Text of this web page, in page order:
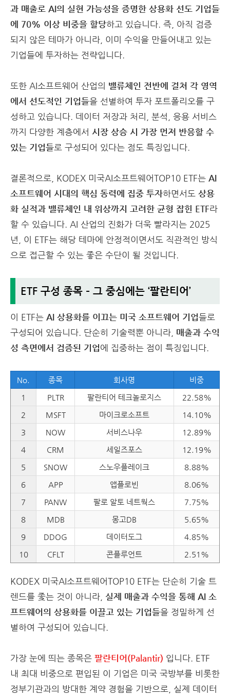
과 매출로 AI의 실현 가능성을 증명한 상용화 선도 기업들
에 70% 이상 비중을 할당하고 있습니다. 즉, 아직 검증
되지 않은 테마가 아니라, 이미 수익을 만들어내고 있는
기업들에 투자하는 전략입니다.
또한 AI소프트웨어 산업의 밸류체인 전반에 걸쳐 각 영역
에서 선도적인 기업들을 선별하여 투자 포트폴리오를 구
성하고 있습니다. 데이터 저장과 처리, 분석, 응용 서비스
까지 다양한 계층에서 시장 상승 시 가장 먼저 반응할 수
있는 기업들로 구성되어 있다는 점도 특징입니다.
결론적으로, KODEX 미국AI소프트웨어TOP10 ETF는 AI
소프트웨어 시대의 핵심 동력에 집중 투자하면서도 상용
화 실적과 밸류체인 내 위상까지 고려한 균형 잡힌 ETF라
할 수 있습니다. AI 산업의 진화가 더욱 빨라지는 2025
년, 이 ETF는 해당 테마에 안정적이면서도 직관적인 방식
으로 접근할 수 있는 좋은 수단이 될 것입니다.
ETF 구성 종목 – 그 중심에는 ‘팔란티어’
이 ETF는 AI 상용화를 이끄는 미국 소프트웨어 기업들로
구성되어 있습니다. 단순히 기술력뿐 아니라, 매출과 수익
성 측면에서 검증된 기업에 집중하는 점이 특징입니다.
No. 종목 회사명
비중
1
PLTR 팔란티어 테크놀로지스
22.58%
2
MSFT 마이크로소프트
14.10%
3
NOW 서비스나우
12.89%
4
CRM 세일즈포스
12.19%
5
SNOW 스노우플레이크
8.88%
6
APP 앱플로빈
8.06%
7
PANW 팔로 알토 네트웍스
7.75%
8
MDB 몽고DB
5.65%
9
DDOG 데이터도그
4.85%
10
CFLT 콘플루언트 2.51%
KODEX 미국AI소프트웨어TOP10 ETF는 단순히 기술 트
렌드를 좇는 것이 아니라, 실제 매출과 수익을 통해 AI 소
프트웨어의 상용화를 이끌고 있는 기업들을 정밀하게 선
별하여 구성되어 있습니다.
가장 눈에 띄는 종목은 팔란티어(Palantir) 입니다. ETF
내 최대 비중으로 편입된 이 기업은 미국 국방부를 비롯한
정부기관과의 방대한 계약 경험을 기반으로, 실제 데이터